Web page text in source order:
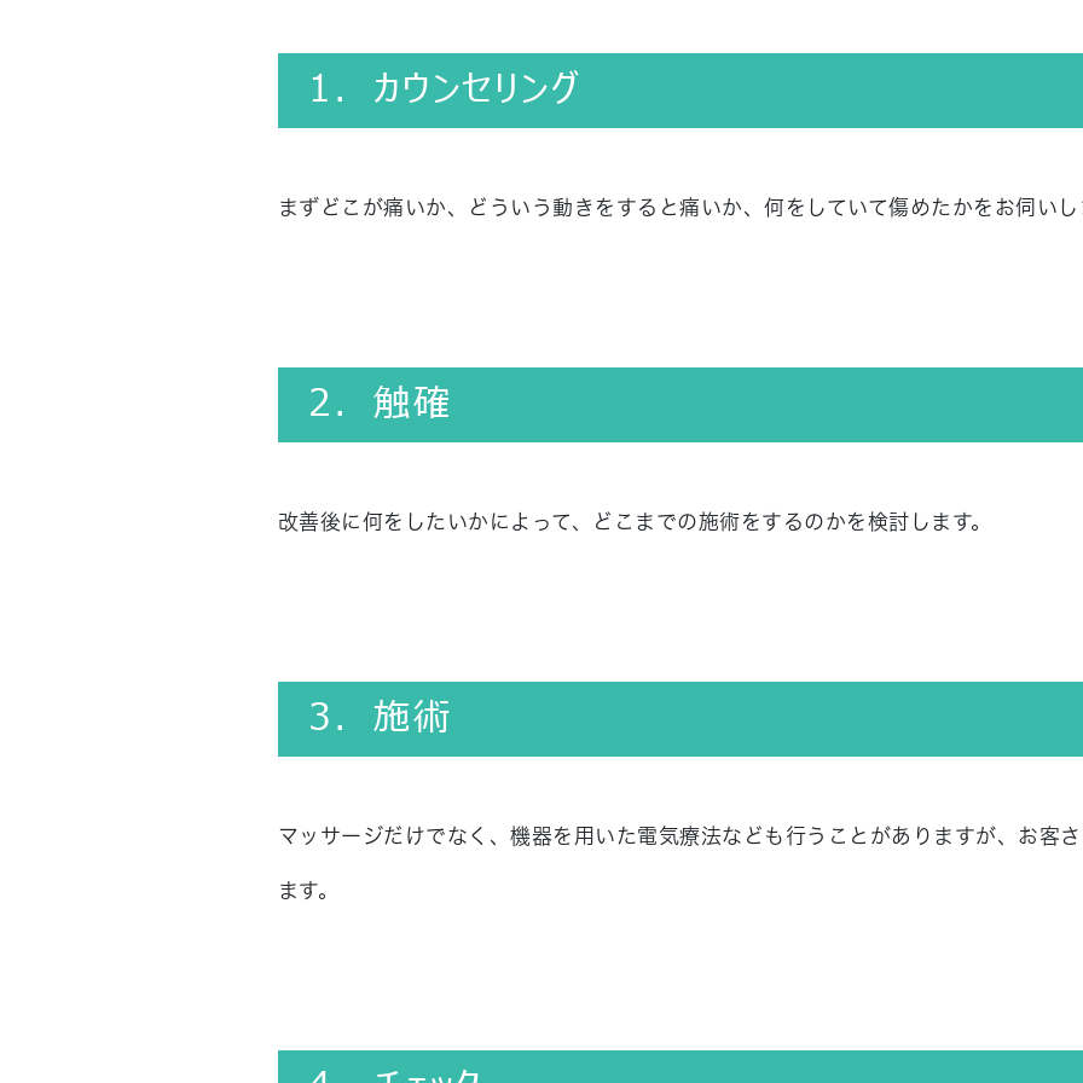
1．カウンセリング
まずどこが痛いか、どういう動きをすると痛いか、何をしていて傷めたかをお伺いし
2．触確
改善後に何をしたいかによって、どこまでの施術をするのかを検討します。
3．施術
マッサージだけでなく、機器を用いた電気療法なども行うことがありますが、お客
ます。